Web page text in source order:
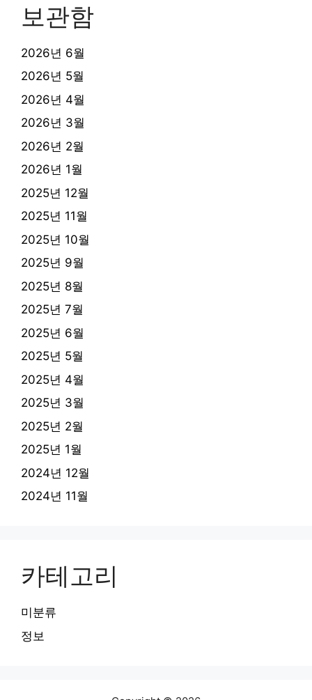
보관함
2026년 6월
2026년 5월
2026년 4월
2026년 3월
2026년 2월
2026년 1월
2025년 12월
2025년 11월
2025년 10월
2025년 9월
2025년 8월
2025년 7월
2025년 6월
2025년 5월
2025년 4월
2025년 3월
2025년 2월
2025년 1월
2024년 12월
2024년 11월
카테고리
미분류
정보